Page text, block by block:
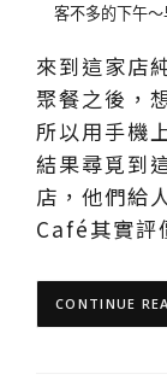
來到這家店
聚餐之後，
所以用手機
結果尋覓到
店，他們給
Café其實評
CONTINUE